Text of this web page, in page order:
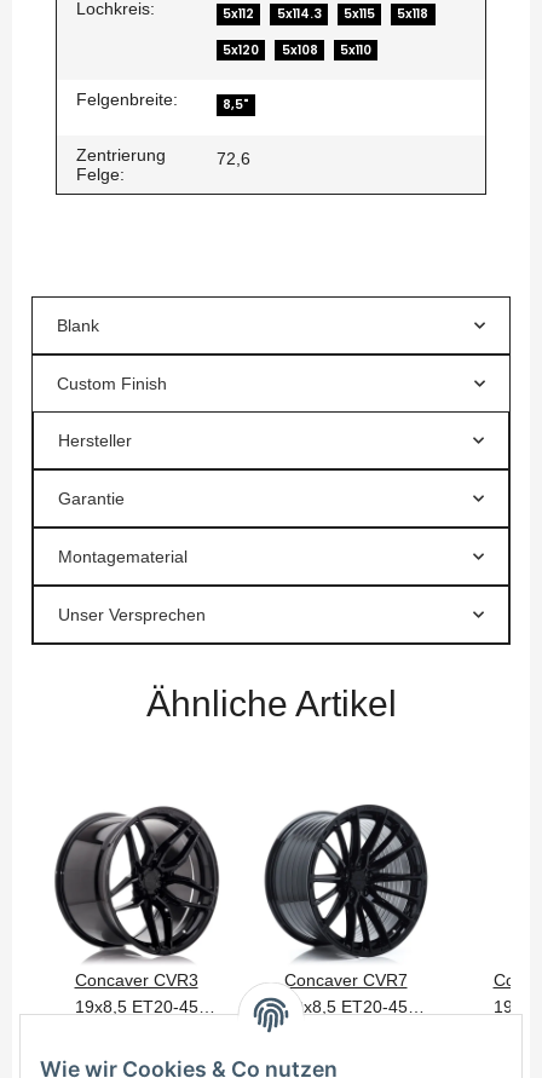
Lochkreis: 5x112 5x114.3 5x115
5x118
5x120
5x108 5x110
Felgenbreite: 8,5"
Zentrierung
Felge:
72,6
Blank
Custom Finish
Hersteller
Garantie
Montagematerial
Unser Versprechen
Ähnliche Artikel
Concaver CVR3
19x8,5 ET20-45
Black
Concaver CVR7
19x8,5 ET20-45
Wie wir Cookies & Co nutzen